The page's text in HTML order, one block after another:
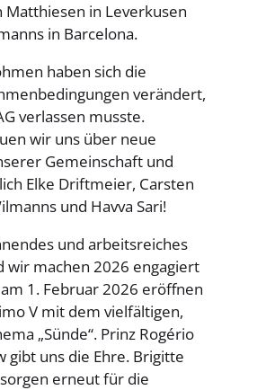
Matthiesen in Leverkusen
in Barcelona.
haben sich die
verändert,
verlassen musste.
wir uns über neue
Gemeinschaft und
Elke Driftmeier, Carsten
und Havva Sari!
und arbeitsreiches
wir machen 2026 engagiert
1. Februar 2026 eröffnen
V mit dem vielfältigen,
„Sünde“. Prinz Rogério
gibt uns die Ehre. Brigitte
erneut für die